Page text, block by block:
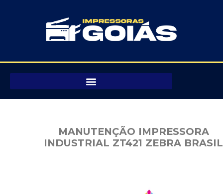
conteúdo
MANUTENÇÃO IMPRESSORA
INDUSTRIAL ZT421 ZEBRA BRASIL